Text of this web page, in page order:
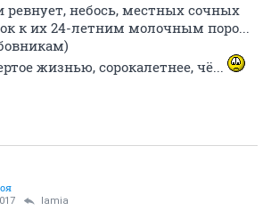
ревнует, небось, местных сочных
к их 24-летним молочным поро...
жизнью, сорокалетнее, чё...
lamia